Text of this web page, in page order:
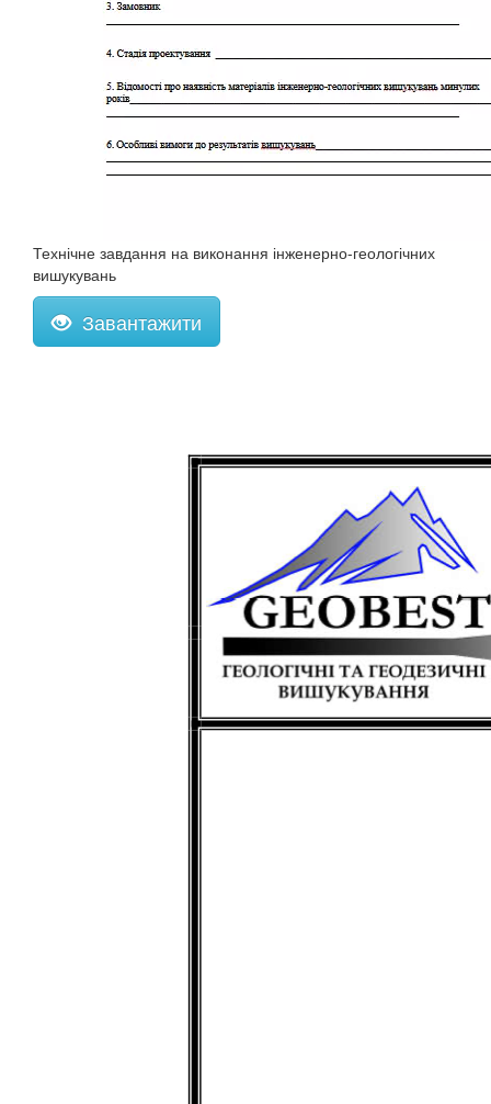
Технічне завдання на виконання інженерно-геологічних
вишукувань
Завантажити